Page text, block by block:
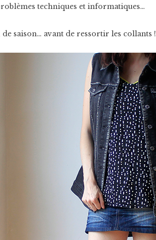
techniques et informatiques…
saison… avant de ressortir les collants !